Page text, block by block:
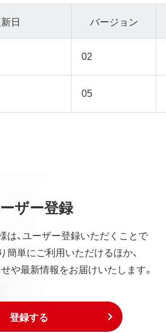
日 バージョン
02
05
ザー登録
は、ユーザー登録いただくことで
簡単にご利用いただけるほか、
や最新情報をお届けいたします。
登録する